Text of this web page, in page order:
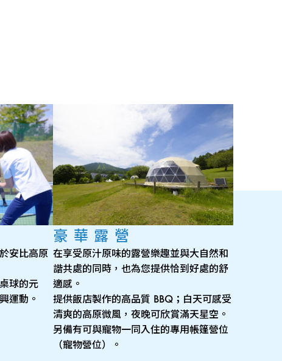
安比高原
球的元
運動。
豪華露營
在享受原汁原味的露營樂趣並與大自然和
諧共處的同時，也為您提供恰到好處的舒
適感。
提供飯店製作的高品質 BBQ；白天可感受
清爽的高原微風，夜晚可欣賞滿天星空。
另備有可與寵物一同入住的專用帳篷營位
（寵物營位）。